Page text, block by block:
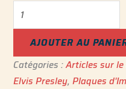
AJOUTER AU
Catégories :Articles sur
Elvis Presley,Plaques